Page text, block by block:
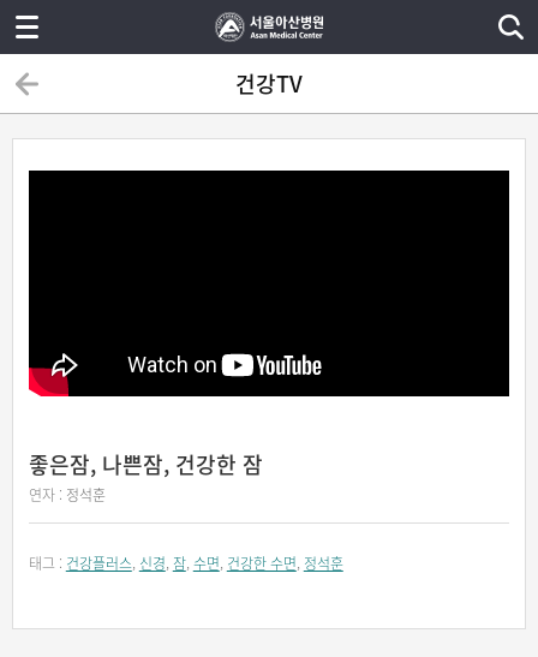
건강TV
좋은잠, 나쁜잠, 건강한 잠
연자 : 정석훈
태그 : 건강플러스, 신경, 잠, 수면, 건강한 수면, 정석훈